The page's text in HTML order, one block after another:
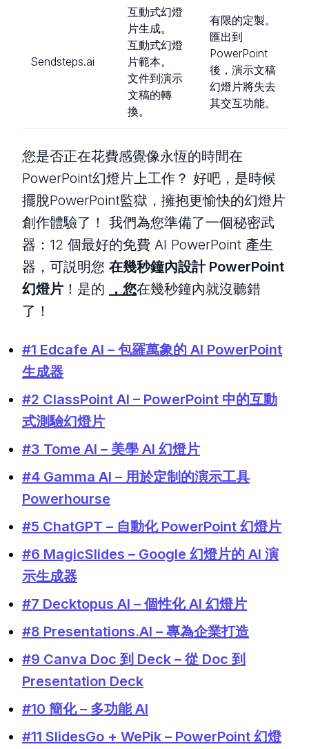
Sendsteps.ai
互動式幻燈
片生成。
互動式幻燈
片範本。
文件到演示
文稿的轉
換。
有限的定製。
匯出到
PowerPoint
後，演示文稿
幻燈片將失去
其交互功能。
您是否正在花費感覺像永恆的時間在
PowerPoint幻燈片上工作？ 好吧，是時候
擺脫PowerPoint監獄，擁抱更愉快的幻燈片
創作體驗了！ 我們為您準備了一個秘密武
器：12 個最好的免費 AI PowerPoint 產生
器，可説明您 在幾秒鐘內設計 PowerPoint
幻燈片 ！是的 ，您在幾秒鐘內就沒聽錯
了！
#1 Edcafe AI – 包羅萬象的 AI PowerPoint
生成器
#2 ClassPoint AI – PowerPoint 中的互動
式測驗幻燈片
#3 Tome AI – 美學 AI 幻燈片
#4 Gamma AI – 用於定制的演示工具
Powerhourse
#5 ChatGPT – 自動化 PowerPoint 幻燈片
#6 MagicSlides – Google 幻燈片的 AI 演
示生成器
#7 Decktopus AI – 個性化 AI 幻燈片
#8 Presentations.AI – 專為企業打造
#9 Canva Doc 到 Deck – 從 Doc 到
Presentation Deck
#10 簡化 – 多功能 AI
#11 SlidesGo + WePik – PowerPoint 幻燈